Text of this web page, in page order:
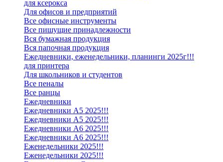
для ксерокса
Для офисов и предприятий
Все офисные инструменты
Все пишущие принадлежности
Вся бумажная продукция
Вся папочная продукция
Ежедневники, еженедельники, планинги 2025г!!!
для принтера
Для школьников и студентов
Все пеналы
Все ранцы
Ежедневники
Ежедневники А5 2025!!!
Ежедневники А5 2025!!!
Ежедневники А6 2025!!!
Ежедневники А6 2025!!!
Еженедельники 2025!!!
Еженедельники 2025!!!